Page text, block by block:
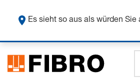
Es sieht so aus als würden